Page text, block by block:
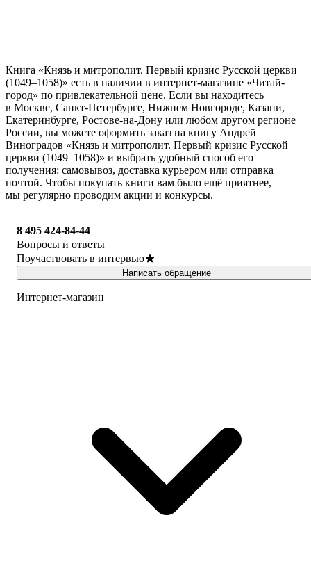
Книга «Князь и митрополит. Первый кризис Русской церкви
(1049–1058)» есть в наличии в интернет-магазине «Читай-
город» по привлекательной цене. Если вы находитесь
в Москве, Санкт-Петербурге, Нижнем Новгороде, Казани,
Екатеринбурге, Ростове-на-Дону или любом другом регионе
России, вы можете оформить заказ на книгу Андрей
Виноградов «Князь и митрополит. Первый кризис Русской
церкви (1049–1058)» и выбрать удобный способ его
получения: самовывоз, доставка курьером или отправка
почтой. Чтобы покупать книги вам было ещё приятнее,
мы регулярно проводим акции и конкурсы.
8 495 424-84-44
Вопросы и ответы
Поучаствовать в интервью
Написать обращение
Интернет-магазин